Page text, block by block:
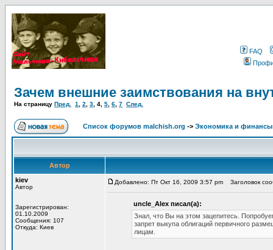
FAQ
Зачем внешние заимствования на
На страницу Пред. 1 2 3 4 5 6 7 След.
Список форумов malchish.org -> Экономика и финансы
Автор
kiev
Автор
Зарегистрирован:
01.10.2009
Сообщения: 107
Откуда: Киев
Добавлено: Пт Окт 16, 2009 3:57 pm Заголовок
uncle_Alex писал(а):
Знал, что Вы на этом зацепитесь.
запрет выкупа облигаций первичного
лицам.